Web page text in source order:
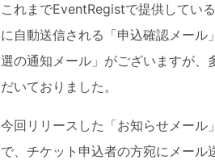
これまでEventRegistで提供してい
に自動送信される「申込確認メー
選の通知メール」がございますが、
だいておりました。
今回リリースした「お知らせメー
で、チケット 申込者の方宛にメール